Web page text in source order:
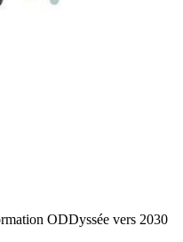
ODDyssée vers 2030